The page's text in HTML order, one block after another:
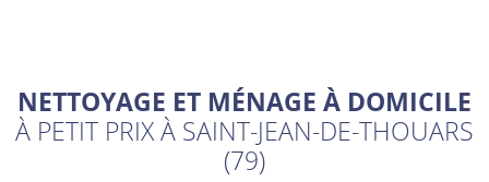
NETTOYAGE ET MÉNAGE À DOMICILE
À PETIT PRIX À SAINT-JEAN-DE-THOUARS
(79)